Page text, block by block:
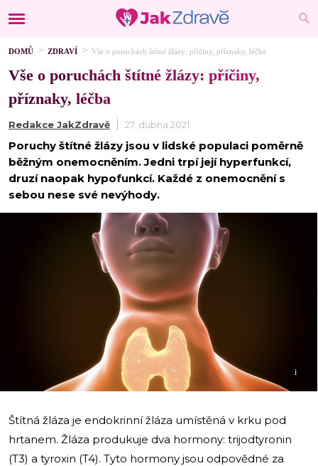
DOMŮ ZDRAVÍ Vše o poruchách štítné žlázy: příčiny, příznaky, léčba
Vše o poruchách štítné žlázy: příčiny,
příznaky, léčba
Redakce JakZdravě 27. dubna 2021
Poruchy štítné žlázy jsou v lidské populaci poměrně
běžným onemocněním. Jedni trpí její hyperfunkcí,
druzí naopak hypofunkcí. Každé z onemocnění s
sebou nese své nevýhody.
i
Štítná žláza je endokrinní žláza umístěná v krku pod
hrtanem. Žláza produkuje dva hormony: trijodtyronin
(T3) a tyroxin (T4). Tyto hormony jsou odpovědné za